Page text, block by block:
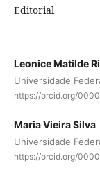
Editorial
Leonice Matilde
Universidade
https://orcid.org/
Maria Vieira Silva
Universidade
https://orcid.org/